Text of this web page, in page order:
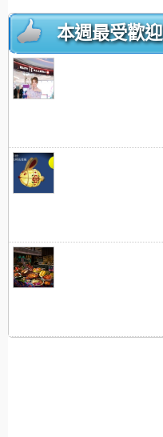
本週最受歡迎